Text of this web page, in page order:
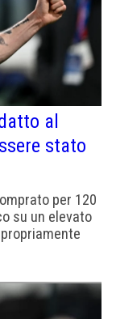
al
stato
per 120
su un elevato